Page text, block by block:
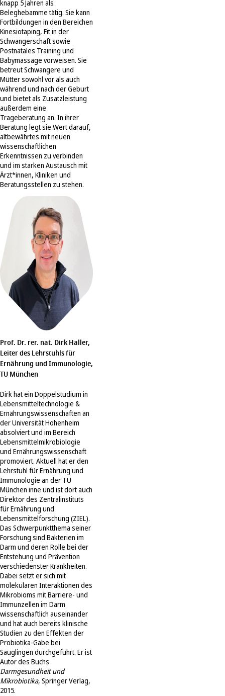
knapp 5 Jahren als
Beleghebamme tätig. Sie kann
Fortbildungen in den Bereichen
Kinesiotaping, Fit in der
Schwangerschaft sowie
Postnatales Training und
Babymassage vorweisen. Sie
betreut Schwangere und
Mütter sowohl vor als auch
während und nach der Geburt
und bietet als Zusatzleistung
außerdem eine
Trageberatung an. In ihrer
Beratung legt sie Wert darauf,
altbewährtes mit neuen
wissenschaftlichen
Erkenntnissen zu verbinden
und im starken Austausch mit
Ärzt*innen, Kliniken und
Beratungsstellen zu stehen.
Prof. Dr. rer. nat. Dirk Haller,
Leiter des Lehrstuhls für
Ernährung und Immunologie,
TU München
Dirk hat ein Doppelstudium in
Lebensmitteltechnologie &
Ernährungswissenschaften an
der Universität Hohenheim
absolviert und im Bereich
Lebensmittelmikrobiologie
und Ernährungswissenschaft
promoviert. Aktuell hat er den
Lehrstuhl für Ernährung und
Immunologie an der TU
München inne und ist dort auch
Direktor des Zentralinstituts
für Ernährung und
Lebensmittelforschung (ZIEL).
Das Schwerpunktthema seiner
Forschung sind Bakterien im
Darm und deren Rolle bei der
Entstehung und Prävention
verschiedenster Krankheiten.
Dabei setzt er sich mit
molekularen Interaktionen des
Mikrobioms mit Barriere- und
Immunzellen im Darm
wissenschaftlich auseinander
und hat auch bereits klinische
Studien zu den Effekten der
Probiotika-Gabe bei
Säuglingen durchgeführt. Er ist
Autor des Buchs
Darmgesundheit und
Mikrobiotika, Springer Verlag,
2015.